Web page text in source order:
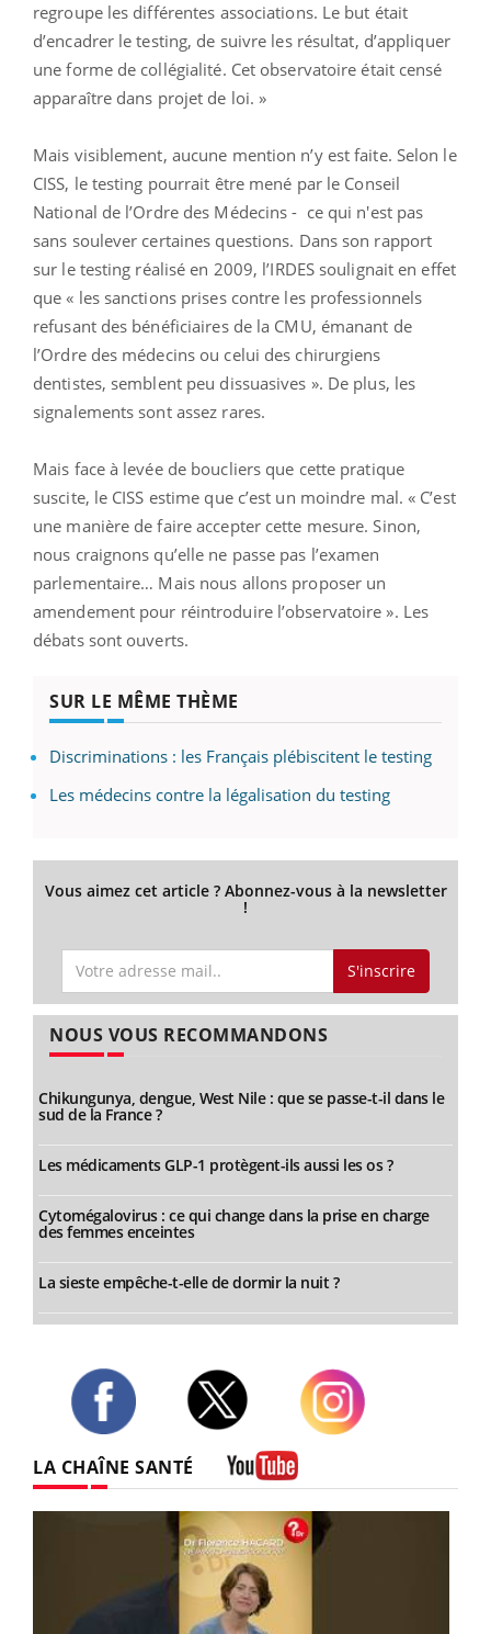
regroupe les différentes associations. Le but était
d’encadrer le testing, de suivre les résultat, d’appliquer
une forme de collégialité. Cet observatoire était censé
apparaître dans projet de loi. »
Mais visiblement, aucune mention n’y est faite. Selon le
CISS, le testing pourrait être mené par le Conseil
National de l’Ordre des Médecins - ce qui n'est pas
sans soulever certaines questions. Dans son rapport
sur le testing réalisé en 2009, l’IRDES soulignait en effet
que « les sanctions prises contre les professionnels
refusant des bénéficiaires de la CMU, émanant de
l’Ordre des médecins ou celui des chirurgiens
dentistes, semblent peu dissuasives ». De plus, les
signalements sont assez rares.
Mais face à levée de boucliers que cette pratique
suscite, le CISS estime que c’est un moindre mal. « C’est
une manière de faire accepter cette mesure. Sinon,
nous craignons qu’elle ne passe pas l’examen
parlementaire… Mais nous allons proposer un
amendement pour réintroduire l’observatoire ». Les
débats sont ouverts.
SUR LE MÊME THÈME
Discriminations : les Français plébiscitent le testing
Les médecins contre la légalisation du testing
Vous aimez cet article ? Abonnez-vous à la newsletter
!
S'inscrire
NOUS VOUS RECOMMANDONS
Chikungunya, dengue, West Nile : que se passe-t-il dans le
sud de la France ?
Les médicaments GLP-1 protègent-ils aussi les os ?
Cytomégalovirus : ce qui change dans la prise en charge
des femmes enceintes
La sieste empêche-t-elle de dormir la nuit ?
LA CHAÎNE SANTÉ